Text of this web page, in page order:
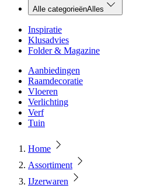
Alle categorieënAlles
Inspiratie
Klusadvies
Folder & Magazine
Aanbiedingen
Raamdecoratie
Vloeren
Verlichting
Verf
Tuin
Home
Assortiment
IJzerwaren